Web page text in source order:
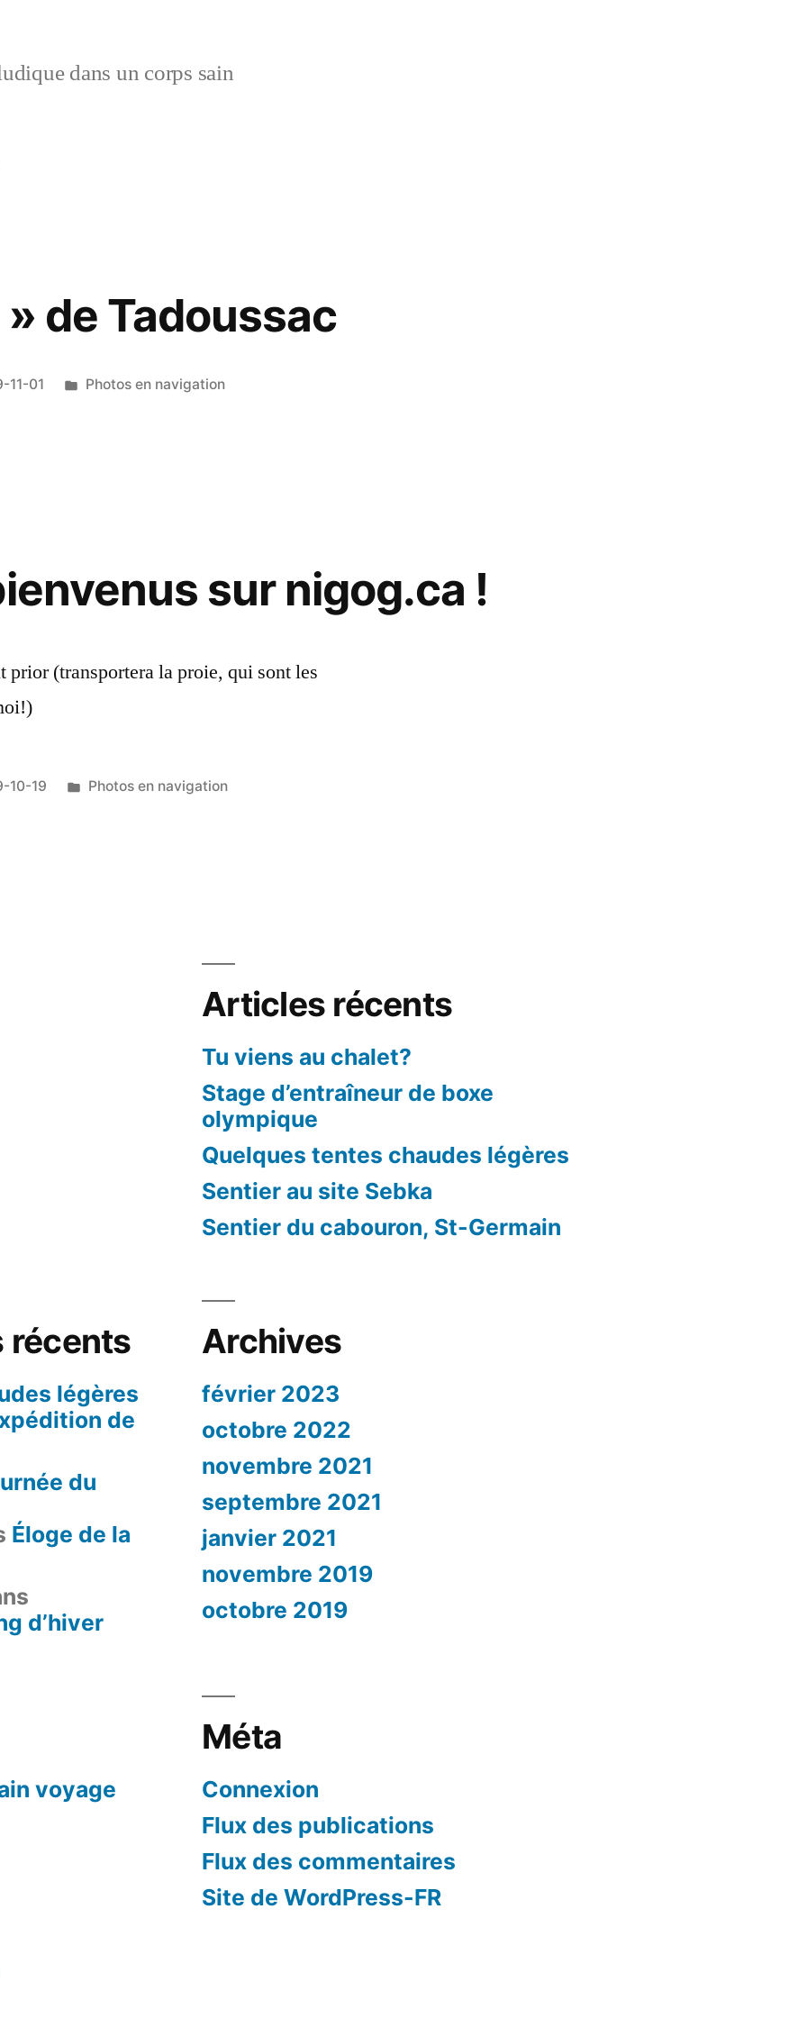
dans un corps sain
de Tadoussac
11-01
Publié
Photos en navigation
sur nigog.ca !
(transportera la proie, qui sont les
10-19
Publié
Photos en navigation
Articles récents
Tu viens au chalet?
Stage d’entraîneur de boxe
olympique
Quelques tentes chaudes légères
Sentier au site Sebka
Sentier du cabouron, St-Germain
récents
légères
de
du
Éloge de la
d’hiver
Archives
février 2023
octobre 2022
novembre 2021
septembre 2021
janvier 2021
novembre 2019
octobre 2019
voyage
Méta
Connexion
Flux des publications
Flux des commentaires
Site de WordPress-FR